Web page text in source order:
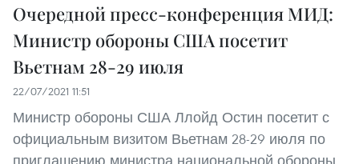
Очередной пресс-конференция МИД:
Министр обороны США посетит
Вьетнам 28-29 июля
22/07/2021 11:51
Министр обороны США Ллойд Остин посетит с
официальным визитом Вьетнам 28-29 июля по
приглашению министра национальной обороны